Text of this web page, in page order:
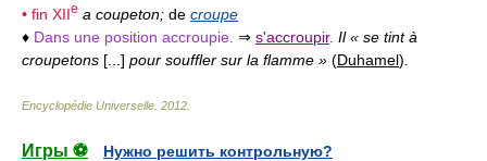
• fin XIIe a coupeton; de croupe
♦ Dans une position accroupie. ⇒ s'accroupir. Il « se tint à
croupetons [...] pour souffler sur la flamme » (Duhamel)
Encyclopédie Universelle 2012
Игры ⚽
Нужно решить контрольную?